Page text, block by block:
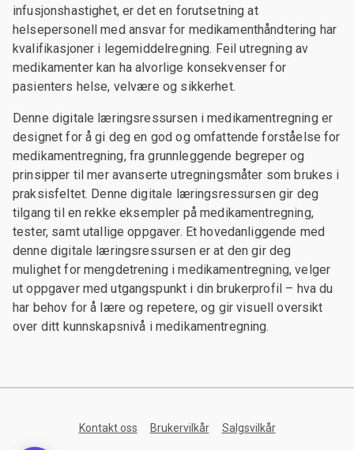
infusjonshastighet, er det en forutsetning at
helsepersonell med ansvar for medikamenthåndtering har
kvalifikasjoner i legemiddelregning. Feil utregning av
medikamenter kan ha alvorlige konsekvenser for
pasienters helse, velvære og sikkerhet.
Denne digitale læringsressursen i medikamentregning er
designet for å gi deg en god og omfattende forståelse for
medikamentregning, fra grunnleggende begreper og
prinsipper til mer avanserte utregningsmåter som brukes i
praksisfeltet. Denne digitale læringsressursen gir deg
tilgang til en rekke eksempler på medikamentregning,
tester, samt utallige oppgaver. Et hovedanliggende med
denne digitale læringsressursen er at den gir deg
mulighet for mengdetrening i medikamentregning, velger
ut oppgaver med utgangspunkt i din brukerprofil – hva du
har behov for å lære og repetere, og gir visuell oversikt
over ditt kunnskapsnivå i medikamentregning.
Kontakt oss Brukervilkår Salgsvilkår